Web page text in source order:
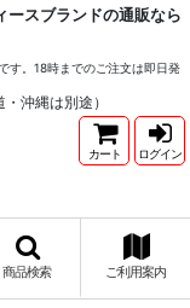
ースブランドの通販なら
す。18時までのご注文は即日発
沖縄は別途）
カート ログイン
商品検索 ご利用案内